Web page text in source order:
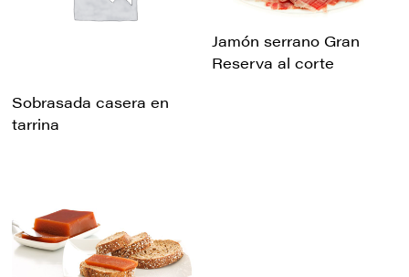
Sobrasada casera en
tarrina
Jamón serrano Gran
Reserva al corte